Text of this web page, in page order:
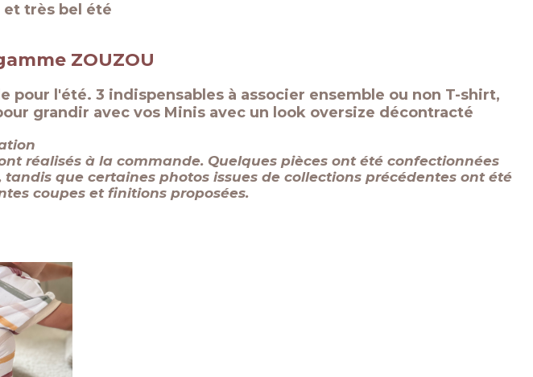
très bel été
ZOUZOU
l'été. 3 indispensables à associer ensemble ou non T-shirt,
grandir avec vos Minis avec un look oversize décontracté
réalisés à la commande. Quelques pièces ont été confectionnées
que certaines photos issues de collections précédentes ont été
coupes et finitions proposées.